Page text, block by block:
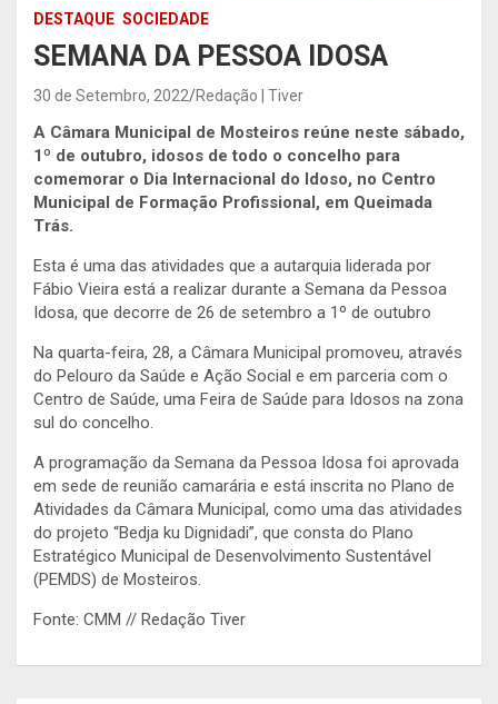
DESTAQUE SOCIEDADE
SEMANA DA PESSOA IDOSA
30 de Setembro, 2022 Redação | Tiver
A Câmara Municipal de Mosteiros reúne neste sábado,
1º de outubro, idosos de todo o concelho para
comemorar o Dia Internacional do Idoso, no Centro
Municipal de Formação Profissional, em Queimada
Trás.
Esta é uma das atividades que a autarquia liderada por
Fábio Vieira está a realizar durante a Semana da Pessoa
Idosa, que decorre de 26 de setembro a 1º de outubro
Na quarta-feira, 28, a Câmara Municipal promoveu, através
do Pelouro da Saúde e Ação Social e em parceria com o
Centro de Saúde, uma Feira de Saúde para Idosos na zona
sul do concelho.
A programação da Semana da Pessoa Idosa foi aprovada
em sede de reunião camarária e está inscrita no Plano de
Atividades da Câmara Municipal, como uma das atividades
do projeto “Bedja ku Dignidadi”, que consta do Plano
Estratégico Municipal de Desenvolvimento Sustentável
(PEMDS) de Mosteiros.
Fonte: CMM // Redação Tiver